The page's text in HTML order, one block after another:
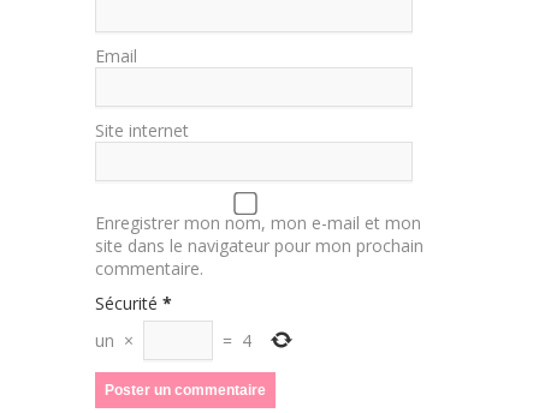
Email
Site internet
Enregistrer mon nom, mon e-mail et mon
site dans le navigateur pour mon prochain
commentaire.
Sécurité *
un × = 4